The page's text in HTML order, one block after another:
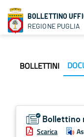
BOLLETTINO
REGIONE PUGLIA
BOLLETTINI
Bollettino
Scarica